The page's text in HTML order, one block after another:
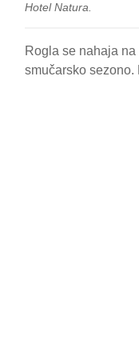
Hotel Natura.
Rogla se nahaja
smučarsko